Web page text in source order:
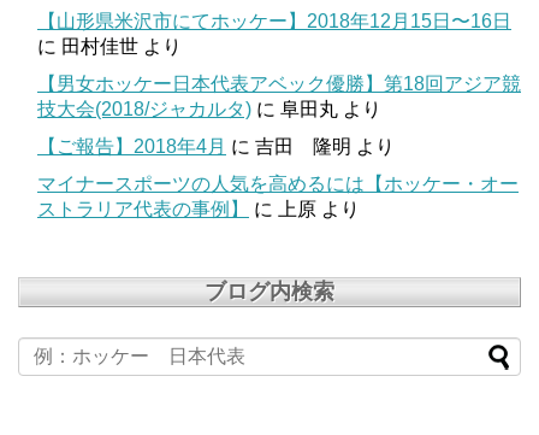
【山形県米沢市にてホッケー】2018年12月15日〜16日
に 田村佳世 より
【男女ホッケー日本代表アベック優勝】第18回アジア競
技大会(2018/ジャカルタ) に 阜田丸 より
【ご報告】2018年4月 に 吉田 隆明 より
マイナースポーツの人気を高めるには【ホッケー・オー
ストラリア代表の事例】
に 上原 より
ブログ内検索